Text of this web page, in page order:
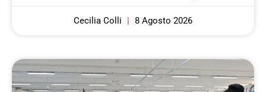
Cecilia Colli 8 Agosto 2026